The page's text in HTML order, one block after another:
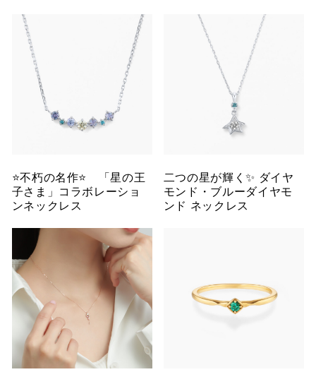
⭐️不朽の名作⭐️ 「星の王
子さま」コラボレーショ
ンネックレス
二つの星が輝く✨ ダイヤ
モンド・ブルーダイヤモ
ンド ネックレス